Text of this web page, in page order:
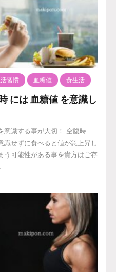
習慣 血糖値 食生活
には 血糖値 を意識し
意識する事が大切！ 空腹時
識せずに食べると値が急上昇し
う可能性がある事を貴方はご存